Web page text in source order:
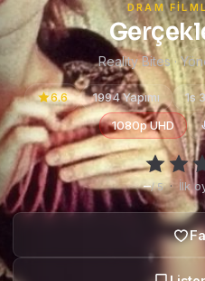
DRAM
Reality Bites ·
6.6 1994 Yapımı 1s
1080p UHD
–/ 5 · İlk